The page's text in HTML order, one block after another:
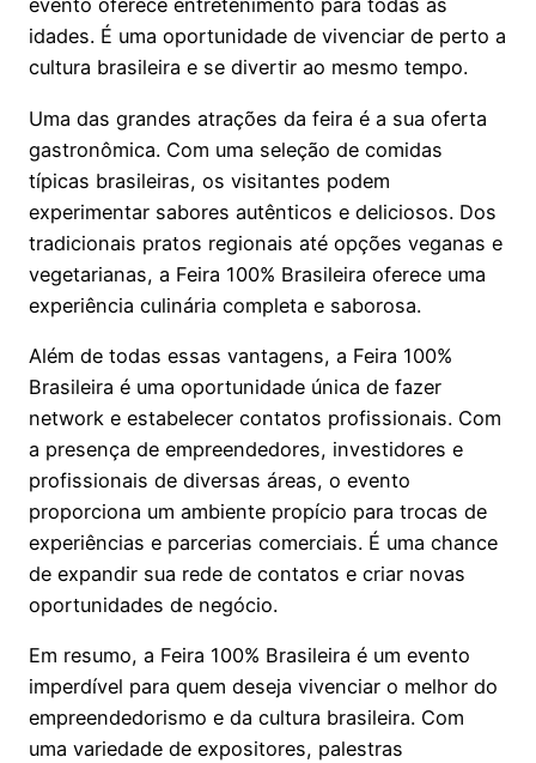
evento oferece entretenimento para todas as
idades. É uma oportunidade de vivenciar de perto a
cultura brasileira e se divertir ao mesmo tempo.
Uma das grandes atrações da feira é a sua oferta
gastronômica. Com uma seleção de comidas
típicas brasileiras, os visitantes podem
experimentar sabores autênticos e deliciosos. Dos
tradicionais pratos regionais até opções veganas e
vegetarianas, a Feira 100% Brasileira oferece uma
experiência culinária completa e saborosa.
Além de todas essas vantagens, a Feira 100%
Brasileira é uma oportunidade única de fazer
network e estabelecer contatos profissionais. Com
a presença de empreendedores, investidores e
profissionais de diversas áreas, o evento
proporciona um ambiente propício para trocas de
experiências e parcerias comerciais. É uma chance
de expandir sua rede de contatos e criar novas
oportunidades de negócio.
Em resumo, a Feira 100% Brasileira é um evento
imperdível para quem deseja vivenciar o melhor do
empreendedorismo e da cultura brasileira. Com
uma variedade de expositores, palestras